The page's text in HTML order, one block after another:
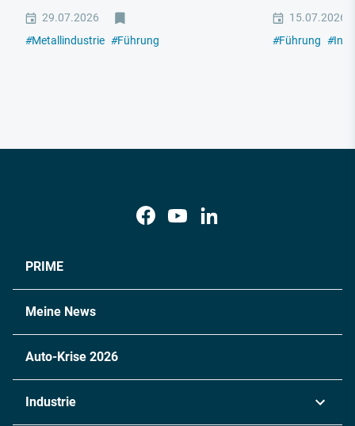
29.07.2026
#Metallindustrie #Führung
15.07.2026
#Führung #
PRIME
Meine News
Auto-Krise 2026
Industrie